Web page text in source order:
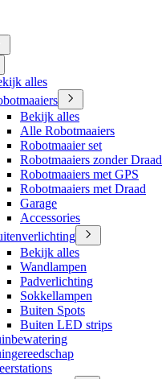
alles
Bekijk alles
Alle Robotmaaiers
Robotmaaier set
Robotmaaiers zonder Draad
Robotmaaiers met GPS
Robotmaaiers met Draad
Garage
Accessories
Bekijk alles
Wandlampen
Padverlichting
Sokkellampen
Buiten Spots
Buiten LED strips